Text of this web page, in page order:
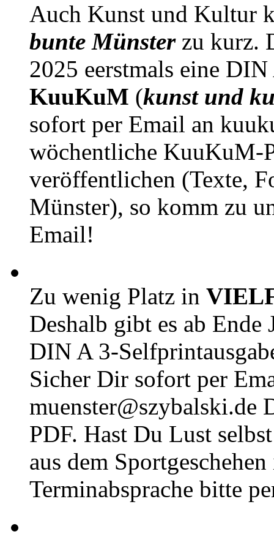
Auch Kunst und Kultur
bunte Münsterzu kurz.
2025 eerstmals eine
KuuKuM (kunst und
sofort per Email an
wöchentliche KuuKuM-
veröffentlichen (Texte,
Münster), so komm zu
Email!
Zu wenig Platz in
Deshalb gibt es ab Ende
DIN A 3-
Sicher Dir sofort per
muenster@szybalski.de
PDF. Hast Du Lust
aus dem
Terminabsprache bitte